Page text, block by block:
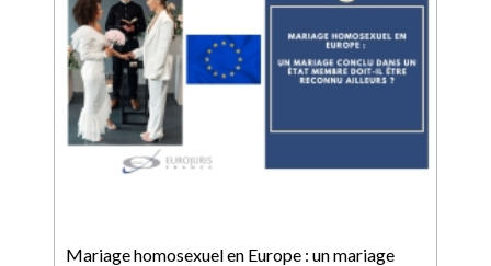
Mariage homosexuel en Europe : un mariage